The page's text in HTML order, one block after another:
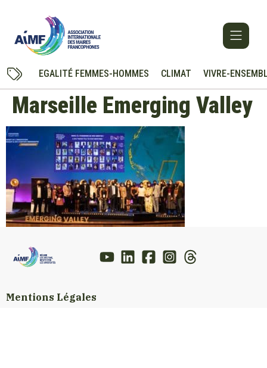
EGALITÉ FEMMES-HOMMES CLIMAT VIVRE-
Marseille Emerging Valley
Mentions Légales